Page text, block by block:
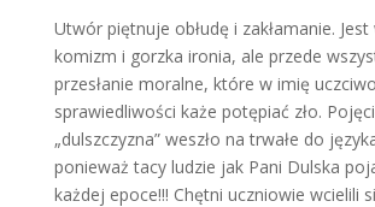
Utwór piętnuje obłudę i zakłamanie.
komizm i gorzka ironia, ale przede
przesłanie moralne, które w imię
sprawiedliwości każe potępiać zło.
„dulszczyzna” weszło na trwałe do
ponieważ tacy ludzie jak Pani Dulska
każdej epoce!!! Chętni uczniowie wcielili